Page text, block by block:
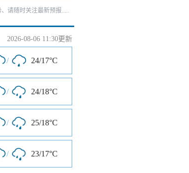
请随时关注最新预报.....
2026-08-06 11:30更新
/ 24/17°C
/ 24/18°C
/ 25/18°C
/ 23/17°C